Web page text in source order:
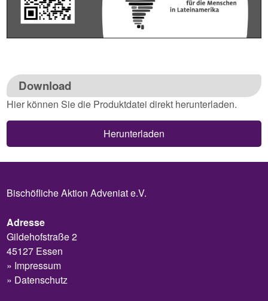
Download
Hier können Sie die Produktdatei direkt herunterladen.
Herunterladen
Bischöfliche Aktion Adveniat e.V.
Adresse
Gildehofstraße 2
45127 Essen
Impressum
Datenschutz